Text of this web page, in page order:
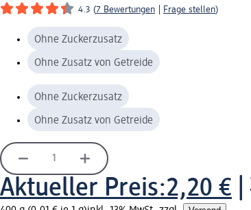
4.3 (7 Bewertungen Frage stellen)
Ohne Zuckerzusatz
Ohne Zusatz von Getreide
Ohne Zuckerzusatz
Ohne Zusatz von Getreide
Aktueller Preis:2,20 €